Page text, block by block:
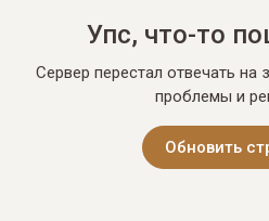
Упс, что-то
Сервер перестал отвечать
проблемы и
Обновить